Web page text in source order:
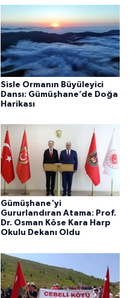
Sisle Ormanın Büyüleyici
Dansı: Gümüşhane’de Doğa
Harikası
Gümüşhane'yi
Gururlandıran Atama: Prof.
Dr. Osman Köse Kara Harp
Okulu Dekanı Oldu